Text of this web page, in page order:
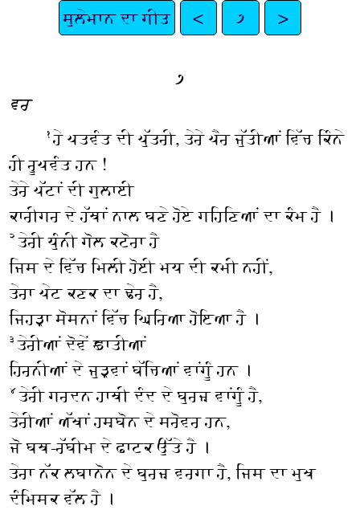
ਸੁਲੇਮਾਨ ਦਾ ਗੀਤ < ੭ >
੭
ਵਰ
੧ਹੇ ਪਤਵੰਤ ਦੀ ਪੁੱਤਰੀ, ਤੇਰੇ ਪੈਰ ਜੁੱਤੀਆਂ ਵਿੱਚ ਕਿੰਨੇ
ਹੀ ਰੂਪਵੰਤ ਹਨ !
ਤੇਰੇ ਪੱਟਾਂ ਦੀ ਗੁਲਾਈ
ਕਾਰੀਗਰ ਦੇ ਹੱਥਾਂ ਨਾਲ ਬਣੇ ਹੋਏ ਗਹਿਣਿਆਂ ਦਾ ਕੰਮ ਹੈ ।
੨ਤੇਰੀ ਧੁੰਨੀ ਗੋਲ ਕਟੋਰਾ ਹੈ
ਜਿਸ ਦੇ ਵਿੱਚ ਮਿਲੀ ਹੋਈ ਮਧ ਦੀ ਕਮੀ ਨਹੀਂ,
ਤੇਰਾ ਪੇਟ ਕਣਕ ਦਾ ਢੇਰ ਹੈ,
ਜਿਹੜਾ ਸੋਸਨਾਂ ਵਿੱਚ ਘਿਰਿਆ ਹੋਇਆ ਹੈ ।
੩ਤੇਰੀਆਂ ਦੋਵੇਂ ਛਾਤੀਆਂ
ਹਿਰਨੀਆਂ ਦੇ ਜੁੜਵਾਂ ਬੱਚਿਆਂ ਵਾਂਗੂੰ ਹਨ ।
੪ਤੇਰੀ ਗਰਦਨ ਹਾਥੀ ਦੰਦ ਦੇ ਬੁਰਜ਼ ਵਾਂਗੂੰ ਹੈ,
ਤੇਰੀਆਂ ਅੱਖਾਂ ਹਸ਼ਬੋਨ ਦੇ ਸਰੋਵਰ ਹਨ,
ਜੋ ਬਥ-ਰੱਬੀਮ ਦੇ ਫਾਟਕ ਉੱਤੇ ਹੈ ।
ਤੇਰਾ ਨੱਕ ਲਬਾਨੋਨ ਦੇ ਬੁਰਜ਼ ਵਰਗਾ ਹੈ, ਜਿਸ ਦਾ ਮੁਖ
ਦੰਮਿਸਕ ਵੱਲ ਹੈ ।